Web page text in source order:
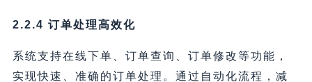
2.2.4 订单处理高效化
系统支持在线下单、订单查询、订单修改等功能，
实现快速、准确的订单处理。通过自动化流程，减